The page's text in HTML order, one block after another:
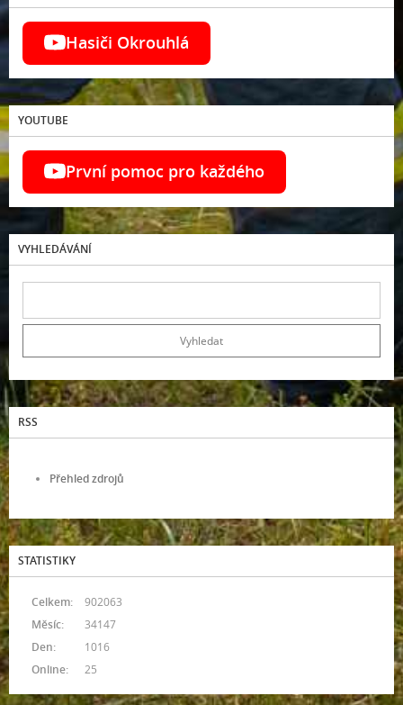
Hasiči Okrouhlá
YOUTUBE
První pomoc pro každého
VYHLEDÁVÁNÍ
RSS
Přehled zdrojů
STATISTIKY
Online: 25
Celkem:
902063
Měsíc:
34147
Den:
1016